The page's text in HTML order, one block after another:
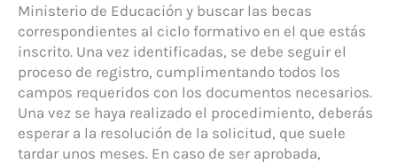
Ministerio de Educación y buscar las becas
correspondientes al ciclo formativo en el que estás
inscrito. Una vez identificadas, se debe seguir el
proceso de registro, cumplimentando todos los
campos requeridos con los documentos necesarios.
Una vez se haya realizado el procedimiento, deberás
esperar a la resolución de la solicitud, que suele
tardar unos meses. En caso de ser aprobada,